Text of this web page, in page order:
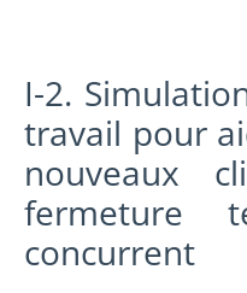
I-2.
travail pour
nouveaux
fermeture
concurrent